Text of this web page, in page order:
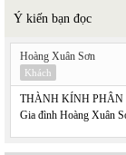
Ý kiến bạn đọc
Hoàng Xuân Sơn
Khách
THÀNH KÍNH PHÂN
Gia đình Hoàng Xuân